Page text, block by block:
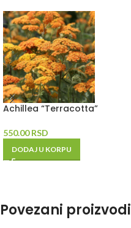
Achillea “Terracotta”
550.00RSD
DODAJ U KORPU
Povezani proizvodi